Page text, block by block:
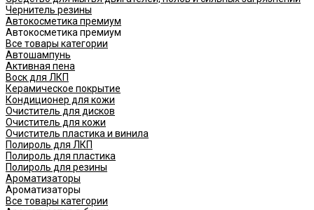
Чернитель резины
Автокосметика премиум
Автокосметика премиум
Все товары категории
Автошампунь
Активная пена
Воск для ЛКП
Керамическое покрытие
Кондиционер для кожи
Очиститель для дисков
Очиститель для кожи
Очиститель пластика и винила
Полироль для ЛКП
Полироль для пластика
Полироль для резины
Ароматизаторы
Ароматизаторы
Все товары категории